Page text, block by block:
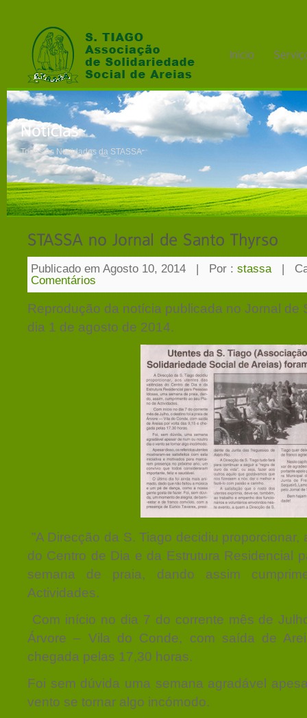
Todas as Novidades da STASSA
Publicado em Agosto 10, 2014 | Por : stassa |
Comentários
Reprodução da notícia publicada no Jornal de
dia 1 de agosto de 2014.
”A Direcção da S. Tiago decidiu
do Centro de Dia e da Estrutura Residencial
semana de praia, dando assim
Actividades.
Com início no dia 7 do corrente mês de
Árvore – Vila do Conde, com saída de
chegada pelas 17,30 horas.
Foi sem dúvida uma semana agradável
vento se tornar algo incómodo.